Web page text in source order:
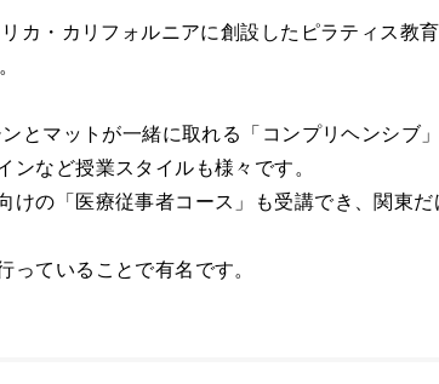
カ・カリフォルニアに創設したピラティス教
とマットが一緒に取れる「コンプリヘンシブ
ンなど授業スタイルも様々です。
けの「医療従事者コース」も受講でき、関東
っていることで有名です。